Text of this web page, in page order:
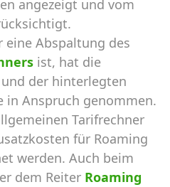
angezeigt und vom
eine Abspaltung des
ist, hat die
der hinterlegten
in Anspruch genommen.
Tarifrechner
für Roaming
werden. Auch beim
dem Reiter Roaming